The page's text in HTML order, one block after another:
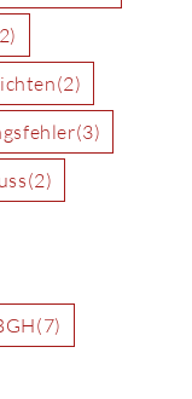
(2)
(3)
(2)
(7)